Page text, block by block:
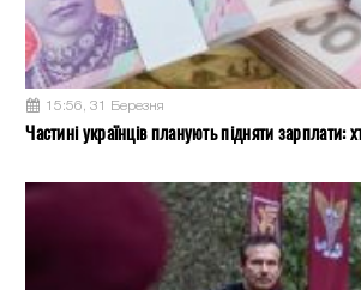
15:56, 31 Березня
Частині українців планують підняти зарплати: